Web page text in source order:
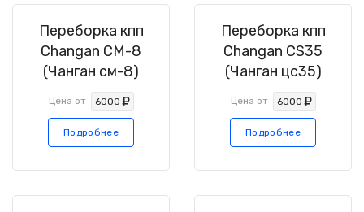
Переборка кпп
Changan CM-8
(Чанган см-8)
Цена от 6000
Подробнее
Переборка кпп
Changan CS35
(Чанган цс35)
Цена от 6000
Подробнее